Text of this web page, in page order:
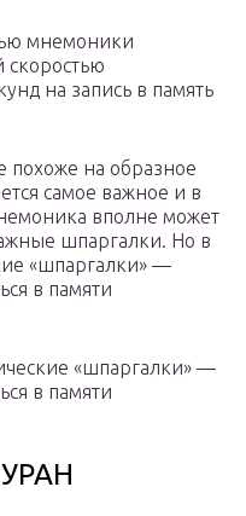
мнемоники
скоростью
на запись в память
на образное
самое важное и в
вполне может
шпаргалки. Но в
«шпаргалки» —
в памяти
«шпаргалки» —
в памяти